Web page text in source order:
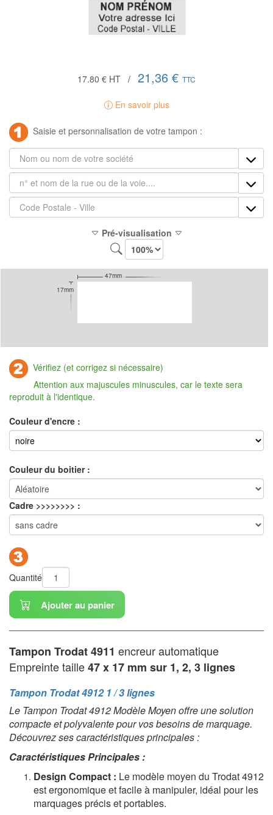
17.80 € HT / 21,36 € TTC
En savoir plus
Saisie et personnalisation de votre tampon :
Pré-visualisation
47mm
17mm
Vérifiez (et corrigez si nécessaire)
Attention aux majuscules minuscules, car le texte sera
reproduit à l'identique.
Couleur d'encre :
Couleur du boitier :
Cadre >>>>>>>> :
Quantité
Ajouter au panier
Tampon Trodat 4911 encreur automatique
Empreinte taille47 x 17 mm sur 1, 2, 3 lignes
Tampon Trodat 4912 1 / 3 lignes
Le Tampon Trodat 4912 Modèle Moyen offre une solution
compacte et polyvalente pour vos besoins de marquage.
Découvrez ses caractéristiques principales :
Caractéristiques Principales :
Design Compact : Le modèle moyen du Trodat 4912
est ergonomique et facile à manipuler, idéal pour les
marquages précis et portables.